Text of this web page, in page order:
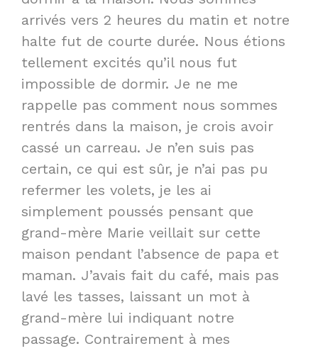
arrivés vers 2 heures du matin et notre
halte fut de courte durée. Nous étions
tellement excités qu’il nous fut
impossible de dormir. Je ne me
rappelle pas comment nous sommes
rentrés dans la maison, je crois avoir
cassé un carreau. Je n’en suis pas
certain, ce qui est sûr, je n’ai pas pu
refermer les volets, je les ai
simplement poussés pensant que
grand-mère Marie veillait sur cette
maison pendant l’absence de papa et
maman. J’avais fait du café, mais pas
lavé les tasses, laissant un mot à
grand-mère lui indiquant notre
passage. Contrairement à mes